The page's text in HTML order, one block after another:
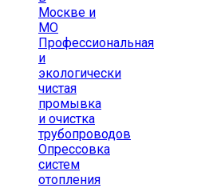
Москве и
МО
Профессиональная
и
экологически
чистая
промывка
и очистка
трубопроводов
Опрессовка
систем
отопления